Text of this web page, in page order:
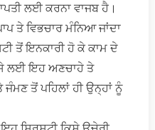
ਲਈ ਕਰਨਾ ਵਾਜਬ ਹੈ।
ਤੇ ਵਿਭਚਾਰ ਮੰਨਿਆ ਜਾਂਦਾ
ਤੋਂ ਇਨਕਾਰੀ ਹੋ ਕੇ ਕਾਮ ਦੇ
ਲਈ ਇਹ ਅਣਚਾਹੇ ਤੇ
ਤੋਂ ਪਹਿਲਾਂ ਹੀ ਉਨ੍ਹਾਂ ਨੂੰ